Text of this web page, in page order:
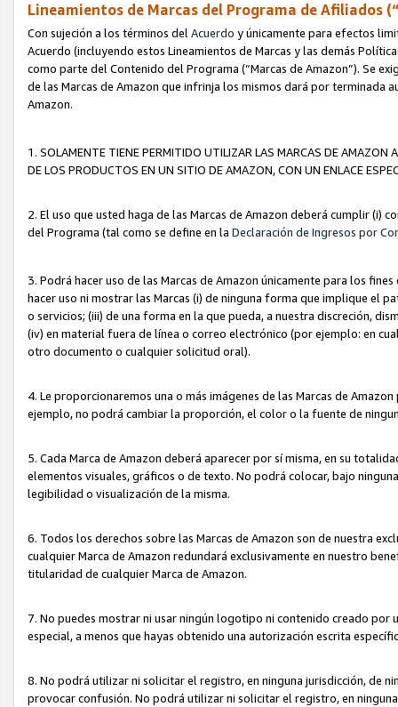
Lineamientos de Marcas del Programa de Afiliados
Con sujeción a los términos del Acuerdo y únicamente para efectos
Acuerdo (incluyendo estos Lineamientos de Marcas y las demás
como parte del Contenido del Programa (“Marcas de Amazon”). Se
de las Marcas de Amazon que infrinja los mismos dará por terminada
Amazon.
1. SOLAMENTE TIENE PERMITIDO UTILIZAR LAS MARCAS DE
DE LOS PRODUCTOS EN UN SITIO DE AMAZON, CON UN ENLACE
2. El uso que usted haga de las Marcas de Amazon deberá cumplir (i)
del Programa (tal como se define en la Declaración de Ingresos por
3. Podrá hacer uso de las Marcas de Amazon únicamente para los
hacer uso ni mostrar las Marcas (i) de ninguna forma que implique el
o servicios; (iii) de una forma en la que pueda, a nuestra discreción,
(iv) en material fuera de línea o correo electrónico (por ejemplo: en
otro documento o cualquier solicitud oral).
4. Le proporcionaremos una o más imágenes de las Marcas de
ejemplo, no podrá cambiar la proporción, el color o la fuente de
5. Cada Marca de Amazon deberá aparecer por sí misma, en su
elementos visuales, gráficos o de texto. No podrá colocar, bajo
legibilidad o visualización de la misma.
6. Todos los derechos sobre las Marcas de Amazon son de nuestra
cualquier Marca de Amazon redundará exclusivamente en nuestro
titularidad de cualquier Marca de Amazon.
7. No puedes mostrar ni usar ningún logotipo ni contenido creado por
especial, a menos que hayas obtenido una autorización escrita
8. No podrá utilizar ni solicitar el registro, en ninguna jurisdicción, de
provocar confusión. No podrá utilizar ni solicitar el registro, en